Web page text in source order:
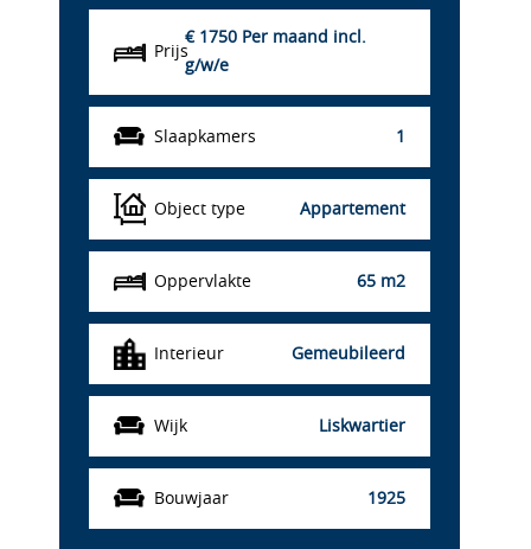
Prijs
€ 1750 Per maand incl.
g/w/e
Slaapkamers 1
Object type Appartement
Oppervlakte 65 m2
Interieur Gemeubileerd
Wijk Liskwartier
Bouwjaar 1925